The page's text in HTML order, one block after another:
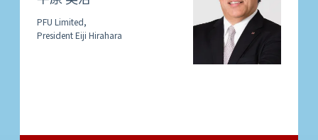
PFU Limited,
President Eiji Hirahara